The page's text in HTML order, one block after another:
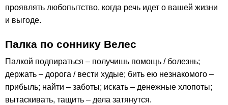
проявлять любопытство, когда речь идет о вашей жизни
и выгоде.
Палка по соннику Велес
Палкой подпираться – получишь помощь / болезнь;
держать – дорога / вести худые; бить ею незнакомого –
прибыль; найти – заботы; искать – денежные хлопоты;
вытаскивать, тащить – дела затянутся.